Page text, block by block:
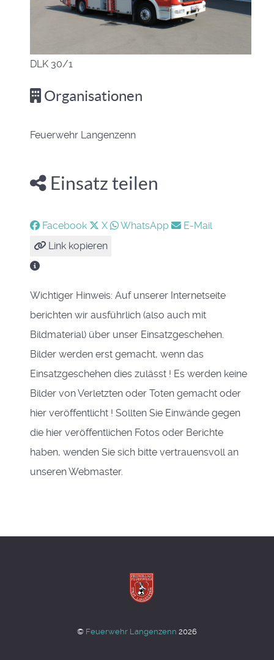
DLK 30/1
Organisationen
Feuerwehr Langenzenn
Einsatz teilen
Facebook X WhatsApp
E-Mail
Link kopieren
Wichtiger Hinweis: Auf unserer Internetseite
berichten wir ausführlich (also auch mit
Bildmaterial) über unser Einsatzgeschehen.
Bilder werden erst gemacht, wenn das
Einsatzgeschehen dies zulässt ! Es werden keine
Bilder von Verletzten oder Toten gemacht oder
hier veröffentlicht ! Sollten Sie Einwände gegen
die hier veröffentlichen Fotos oder Berichte
haben, wenden Sie sich bitte vertrauensvoll an
unseren Webmaster.
© Feuerwehr Langenzenn 2026